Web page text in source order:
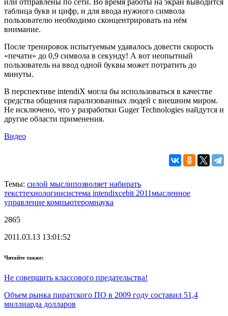
таблица букв и цифр, и для ввода нужного символа
пользователю необходимо сконцентрировать на нём
внимание.
После тренировок испытуемым удавалось довести скорость
«печати» до 0,9 символа в секунду! А вот неопытный
пользователь на ввод одной буквы может потратить до
минуты.
В перспективе intendiX могла бы использоваться в качестве
средства общения парализованных людей с внешним миром.
Не исключено, что у разработки Guger Technologies найдутся и
другие области применения.
Видео
Темы: силой мыслипозволяет набирать
тексттехнологиисистема intendixcebit 2011мысленное
управление компьютеромнаука
2865
2011.03.13 13:01:52
Читайте также:
Не совершить классового предательства!
Объем рынка пиратского ПО в 2009 году составил 51,4
миллиарда долларов